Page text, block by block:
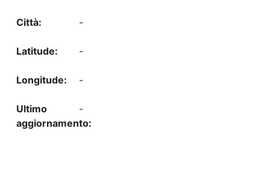
-
-
-
-